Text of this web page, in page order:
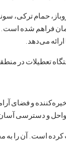
فراهم شده است.
می‌دهد.
تعطیلات در
و دسترسی آسان
کرده است. آن را